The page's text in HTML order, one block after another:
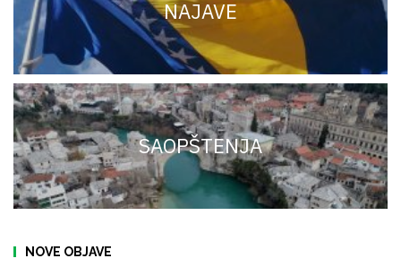
NAJAVE
SAOPŠTENJA
NOVE OBJAVE